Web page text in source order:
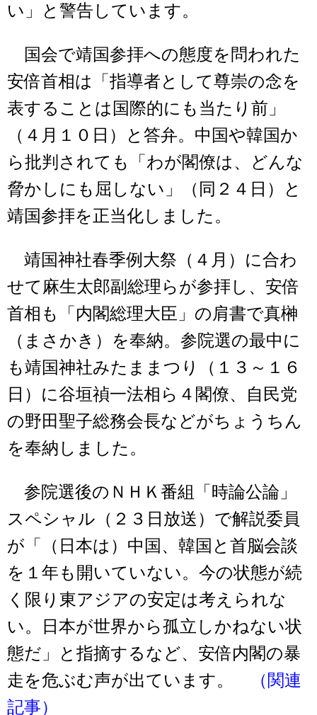
い」と警告しています。
国会で靖国参拝への態度を問われた
安倍首相は「指導者として尊崇の念を
表することは国際的にも当たり前」
（４月１０日）と答弁。中国や韓国か
ら批判されても「わが閣僚は、どんな
脅かしにも屈しない」（同２４日）と
靖国参拝を正当化しました。
靖国神社春季例大祭（４月）に合わ
せて麻生太郎副総理らが参拝し、安倍
首相も「内閣総理大臣」の肩書で真榊
（まさかき）を奉納。参院選の最中に
も靖国神社みたままつり（１３～１６
日）に谷垣禎一法相ら４閣僚、自民党
の野田聖子総務会長などがちょうちん
を奉納しました。
参院選後のＮＨＫ番組「時論公論」
スペシャル（２３日放送）で解説委員
が「（日本は）中国、韓国と首脳会談
を１年も開いていない。今の状態が続
く限り東アジアの安定は考えられな
い。日本が世界から孤立しかねない状
態だ」と指摘するなど、安倍内閣の暴
走を危ぶむ声が出ています。
（関連
記事）